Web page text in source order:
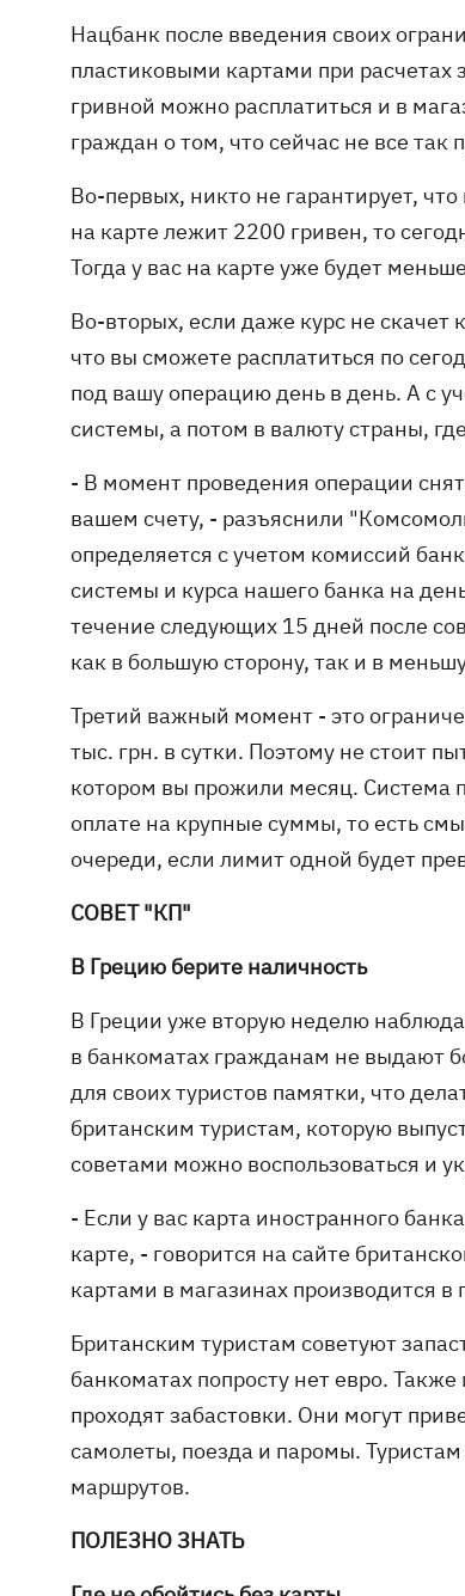
Нацбанк после введения своих
пластиковыми картами при расчетах
гривной можно расплатиться и в
граждан о том, что сейчас не все так
Во-первых, никто не гарантирует,
на карте лежит 2200 гривен, то
Тогда у вас на карте уже будет
Во-вторых, если даже курс не скачет
что вы сможете расплатиться по
под вашу операцию день в день. А с
системы, а потом в валюту страны,
- В момент проведения операции
вашем счету, - разъяснили
определяется с учетом комиссий
системы и курса нашего банка на
течение следующих 15 дней после
как в большую сторону, так и в
Третий важный момент - это
тыс. грн. в сутки. Поэтому не стоит
котором вы прожили месяц. Система
оплате на крупные суммы, то есть
очереди, если лимит одной будет
СОВЕТ "КП"
В Грецию берите наличность
В Греции уже вторую неделю
в банкоматах гражданам не выдают
для своих туристов памятки, что
британским туристам, которую
советами можно воспользоваться и
- Если у вас карта иностранного
карте, - говорится на сайте
картами в магазинах производится
Британским туристам советуют
банкоматах попросту нет евро.
проходят забастовки. Они могут
самолеты, поезда и паромы.
маршрутов.
ПОЛЕЗНО ЗНАТЬ